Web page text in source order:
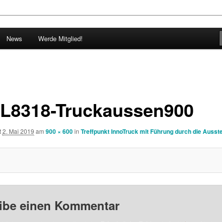
Baden-Württemberg
der webgrrls.de e.V.
News Werde Mitglied!
Truckaussen900
2. Mai 2019 am 900 × 600in Treffpunkt InnoTruck mit Führung durch die
einen Kommentar